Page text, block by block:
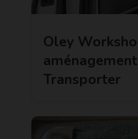
Oley
Transporter